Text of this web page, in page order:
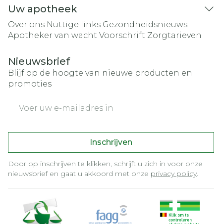
Uw apotheek
Over ons Nuttige links Gezondheidsnieuws
Apotheker van wacht Voorschrift Zorgtarieven
Nieuwsbrief
Blijf op de hoogte van nieuwe producten en
promoties
Inschrijven
Door op inschrijven te klikken, schrijft u zich in voor onze
nieuwsbrief en gaat u akkoord met onze privacy policy.